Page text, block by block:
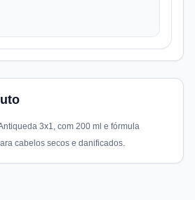
3x1, com 200 ml e fórmula
cabelos secos e danificados.